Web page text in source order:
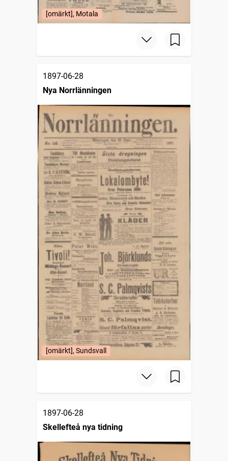
[omärkt], Motala
1897-06-28
Nya Norrlänningen
[omärkt], Sundsvall
1897-06-28
Skellefteå nya tidning